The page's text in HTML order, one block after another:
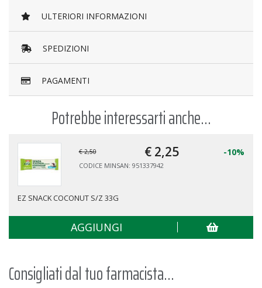
ULTERIORI INFORMAZIONI
SPEDIZIONI
PAGAMENTI
Potrebbe interessarti anche...
€ 2,50 € 2,25 -10%
CODICE MINSAN: 951337942
EZ SNACK COCONUT S/Z 33G
AGGIUNGI
Consigliati dal tuo farmacista...